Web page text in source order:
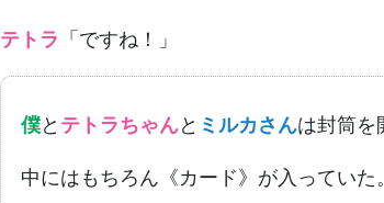
テトラ 「ですね！」
僕と テトラちゃんと ミルカさんは封筒を
中にはもちろん《カード》が入っていた